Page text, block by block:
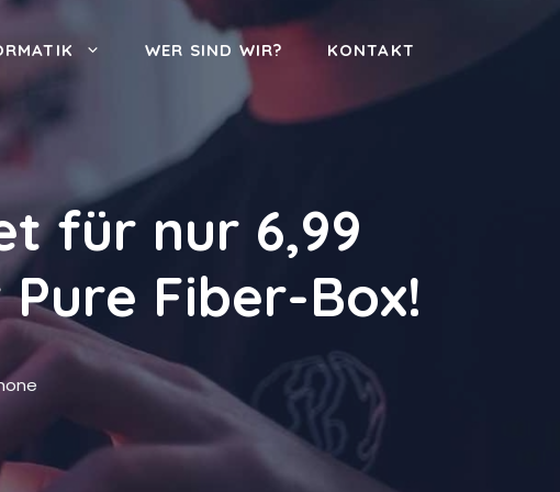
WER SIND WIR? KONTAKT
für nur 6,99
Fiber-Box!